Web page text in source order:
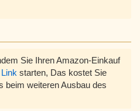
Sie Ihren Amazon-Einkauf
starten, Das kostet Sie
beim weiteren Ausbau des